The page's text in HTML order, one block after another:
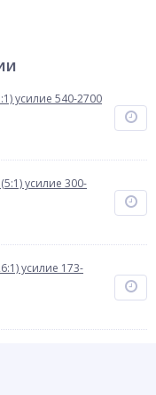
усилие 540-2700
усилие 300-
усилие 173-